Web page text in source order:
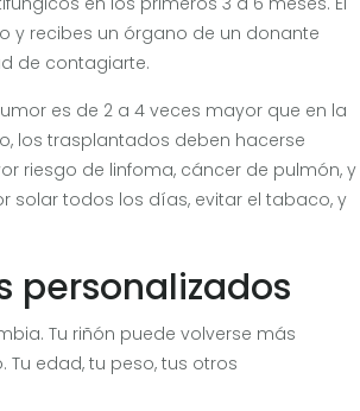
y recibes un órgano de un donante
de contagiarte.
es de 2 a 4 veces mayor que en la
los trasplantados deben hacerse
riesgo de linfoma, cáncer de pulmón, y
solar todos los días, evitar el tabaco, y
personalizados
Tu riñón puede volverse más
edad, tu peso, tus otros